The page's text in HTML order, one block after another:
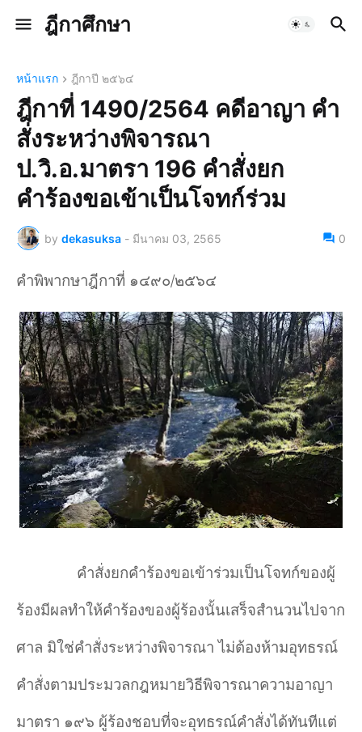
ฎีกาศึกษา
หน้าแรก ฎีกาปี ๒๕๖๔
ฎีกาที่ 1490/2564 คดีอาญา คำ
สั่งระหว่างพิจารณา
ป.วิ.อ.มาตรา 196 คำสั่งยก
คำร้องขอเข้าเป็นโจทก์ร่วม
by dekasuksa - มีนาคม 03, 2565 0
คำพิพากษาฎีกาที่ ๑๔๙๐/๒๕๖๔
คำสั่งยกคำร้องขอเข้าร่วมเป็นโจทก์ของผู้
ร้องมีผลทำให้คำร้องของผู้ร้องนั้นเสร็จสำนวนไปจาก
ศาล มิใช่คำสั่งระหว่างพิจารณา ไม่ต้องห้ามอุทธรณ์
คำสั่งตามประมวลกฎหมายวิธีพิจารณาความอาญา
มาตรา ๑๙๖ ผู้ร้องชอบที่จะอุทธรณ์คำสั่งได้ทันทีแต่